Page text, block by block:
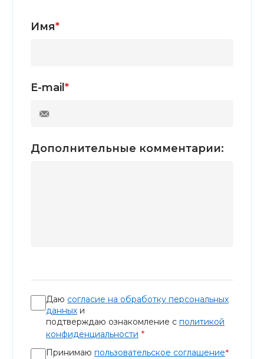
Имя*
E-mail *
Дополнительные комментарии:
Даю согласие на обработку персональных
данных и
подтверждаю ознакомление с политикой
конфиденциальности *
Принимаю пользовательское соглашение*